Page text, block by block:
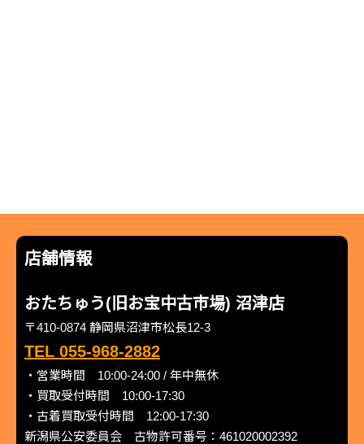
店舗情報
おたちゅう(旧お宝中古市場) 沼津店
〒410-0874 静岡県沼津市松長12-3
TEL 055-968-2882
・営業時間 10:00-24:00 / 年中無休
・買取受付時間 10:00-17:30
・古着買取受付時間 12:00-17:30
新潟県公安委員会 古物許可番号：461020002392